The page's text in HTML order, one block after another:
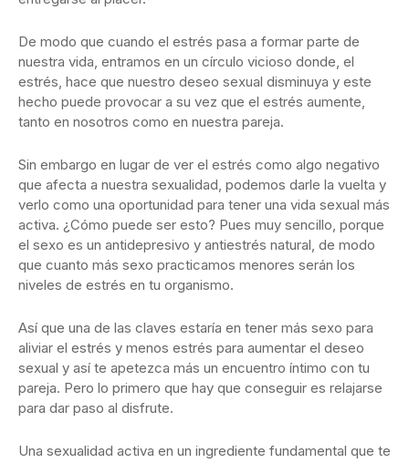
De modo que cuando el estrés pasa a formar parte de
nuestra vida, entramos en un círculo vicioso donde, el
estrés, hace que nuestro deseo sexual disminuya y este
hecho puede provocar a su vez que el estrés aumente,
tanto en nosotros como en nuestra pareja.
Sin embargo en lugar de ver el estrés como algo negativo
que afecta a nuestra sexualidad, podemos darle la vuelta y
verlo como una oportunidad para tener una vida sexual más
activa. ¿Cómo puede ser esto? Pues muy sencillo, porque
el sexo es un antidepresivo y antiestrés natural, de modo
que cuanto más sexo practicamos menores serán los
niveles de estrés en tu organismo.
Así que una de las claves estaría en tener más sexo para
aliviar el estrés y menos estrés para aumentar el deseo
sexual y así te apetezca más un encuentro íntimo con tu
pareja. Pero lo primero que hay que conseguir es relajarse
para dar paso al disfrute.
Una sexualidad activa en un ingrediente fundamental que te